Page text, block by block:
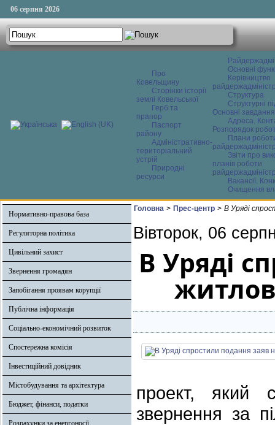
06 серпня 2026
Про
Ковельщину
Сторінки історії
землі Ковельської
Герб та
прапор
Паспорт
району
Адміністративно-
територіальний
устрій
Природні
ресурси
Основні
Керівництво
Структура
Структурні
Основні завдання
Адреса.
Розпорядок
Плани
Звіти про
планів роботи
Вакансії.
Очищення
Нормативно-правова база
Регуляторна політика
Цивільний захист
Звернення громадян
Запобігання проявам корупції
Публічна інформація
Соціально-економічний розвиток
Спостережна комісія
Інвестиційний довідник
Містобудування та архітектура
Бюджет, фінанси, податки
Розрахунки за енергоносії
Головна > Прес-центр > В Уряді
Вівторок, 06
В Уряді
проект, який
звернення за